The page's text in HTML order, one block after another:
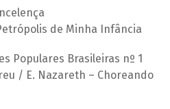
de Minha Infância
Populares Brasileiras nº 1
/ E. Nazareth – Choreando